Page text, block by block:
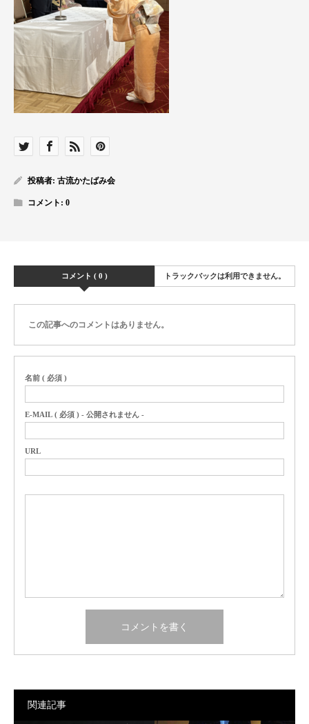
投稿者: 古流かたばみ会
コメント: 0
コメント ( 0 ) トラックバックは利用できません。
この記事へのコメントはありません。
名前 ( 必須 )
E-MAIL ( 必須 ) - 公開されません -
URL
関連記事